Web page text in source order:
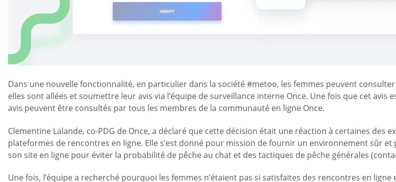
Dans une nouvelle fonctionnalité, en particulier dans la société #metoo, les femmes peuvent
elles sont allées et soumettre leur avis via l’équipe de surveillance interne Once. Une fois que cet
avis peuvent être consultés par tous les membres de la communauté en ligne Once.
Clementine Lalande, co-PDG de Once, a déclaré que cette décision était une réaction à certaines des
plateformes de rencontres en ligne. Elle s’est donné pour mission de fournir un environnement sûr
son site en ligne pour éviter la probabilité de pêche au chat et des tactiques de pêche générales
Une fois, l’équipe a recherché pourquoi les femmes n’étaient pas si satisfaites des rencontres en